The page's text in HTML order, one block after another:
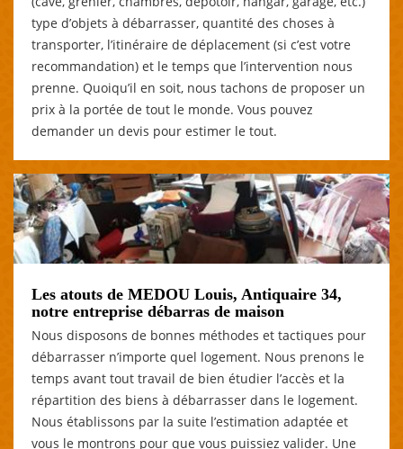
type d’objets à débarrasser, quantité des choses à
transporter, l’itinéraire de déplacement (si c’est votre
recommandation) et le temps que l’intervention nous
prenne. Quoiqu’il en soit, nous tachons de proposer un
prix à la portée de tout le monde. Vous pouvez
demander un devis pour estimer le tout.
Les atouts de MEDOU Louis, Antiquaire 34,
notre entreprise débarras de maison
Nous disposons de bonnes méthodes et tactiques pour
débarrasser n’importe quel logement. Nous prenons le
temps avant tout travail de bien étudier l’accès et la
répartition des biens à débarrasser dans le logement.
Nous établissons par la suite l’estimation adaptée et
vous le montrons pour que vous puissiez valider. Une